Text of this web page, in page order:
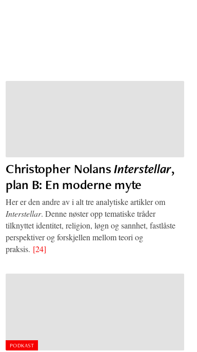
Christopher NolansInterstellar,
plan B: En moderne myte
Her er den andre av i alt tre analytiske artikler om
Interstellar. Denne nøster opp tematiske tråder
tilknyttet identitet, religion, løgn og sannhet, fastlåste
perspektiver og forskjellen mellom teori og
praksis. [24]
PODKAST